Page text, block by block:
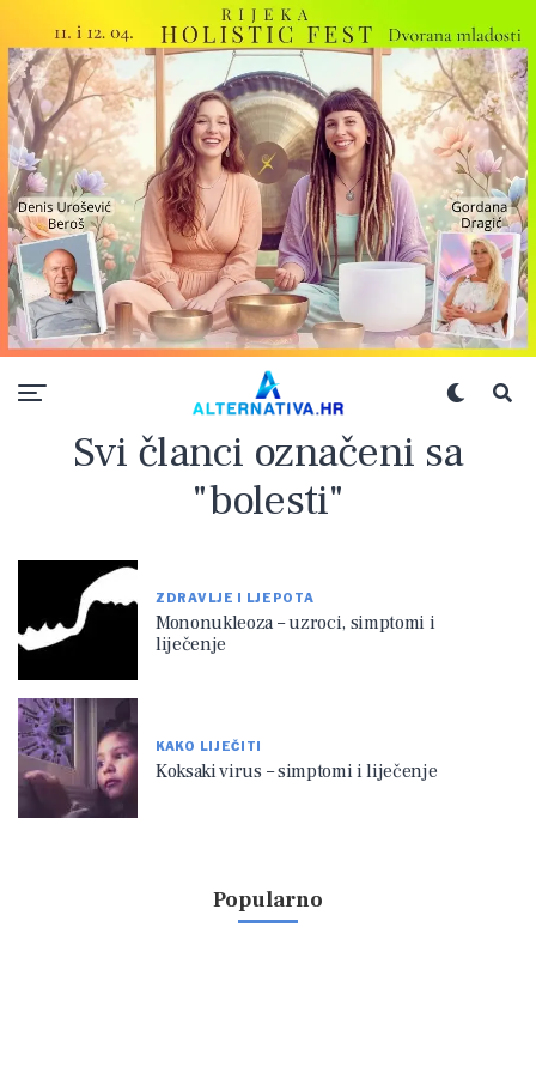
Svi članci označeni sa
"bolesti"
ZDRAVLJE I LJEPOTA
Mononukleoza – uzroci, simptomi i
liječenje
KAKO LIJEČITI
Koksaki virus – simptomi i liječenje
Popularno